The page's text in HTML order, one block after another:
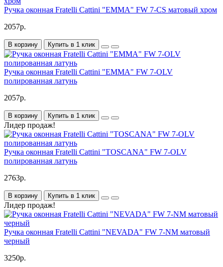
Ручка оконная Fratelli Cattini "EMMA" FW 7-CS матовый хром
2057р.
В корзину Купить в 1 клик
Ручка оконная Fratelli Cattini "EMMA" FW 7-OLV
полированная латунь
2057р.
В корзину Купить в 1 клик
Лидер продаж!
Ручка оконная Fratelli Cattini "TOSCANA" FW 7-OLV
полированная латунь
2763р.
В корзину Купить в 1 клик
Лидер продаж!
Ручка оконная Fratelli Cattini "NEVADA" FW 7-NM матовый
черный
3250р.